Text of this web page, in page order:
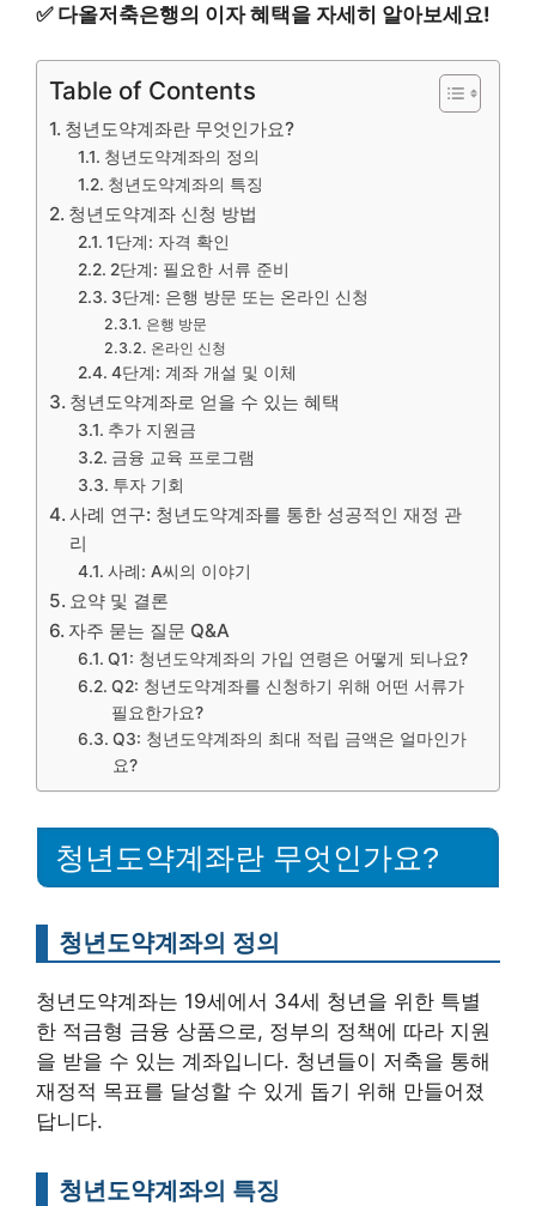
✅ 다올저축은행의 이자 혜택을 자세히 알아보세요!
Table of Contents
청년도약계좌란 무엇인가요?
청년도약계좌의 정의
청년도약계좌의 특징
청년도약계좌 신청 방법
1단계: 자격 확인
2단계: 필요한 서류 준비
3단계: 은행 방문 또는 온라인 신청
은행 방문
온라인 신청
4단계: 계좌 개설 및 이체
청년도약계좌로 얻을 수 있는 혜택
추가 지원금
금융 교육 프로그램
투자 기회
사례 연구: 청년도약계좌를 통한 성공적인 재정 관
리
사례: A씨의 이야기
요약 및 결론
자주 묻는 질문 Q&A
Q1: 청년도약계좌의 가입 연령은 어떻게 되나요?
Q2: 청년도약계좌를 신청하기 위해 어떤 서류가
필요한가요?
Q3: 청년도약계좌의 최대 적립 금액은 얼마인가
요?
청년도약계좌란 무엇인가요?
청년도약계좌의 정의
청년도약계좌는 19세에서 34세 청년을 위한 특별
한 적금형 금융 상품으로, 정부의 정책에 따라 지원
을 받을 수 있는 계좌입니다. 청년들이 저축을 통해
재정적 목표를 달성할 수 있게 돕기 위해 만들어졌
답니다.
청년도약계좌의 특징